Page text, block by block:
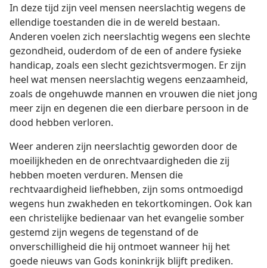
In deze tijd zijn veel mensen neerslachtig wegens de
ellendige toestanden die in de wereld bestaan.
Anderen voelen zich neerslachtig wegens een slechte
gezondheid, ouderdom of de een of andere fysieke
handicap, zoals een slecht gezichtsvermogen. Er zijn
heel wat mensen neerslachtig wegens eenzaamheid,
zoals de ongehuwde mannen en vrouwen die niet jong
meer zijn en degenen die een dierbare persoon in de
dood hebben verloren.
Weer anderen zijn neerslachtig geworden door de
moeilijkheden en de onrechtvaardigheden die zij
hebben moeten verduren. Mensen die
rechtvaardigheid liefhebben, zijn soms ontmoedigd
wegens hun zwakheden en tekortkomingen. Ook kan
een christelijke bedienaar van het evangelie somber
gestemd zijn wegens de tegenstand of de
onverschilligheid die hij ontmoet wanneer hij het
goede nieuws van Gods koninkrijk blijft prediken.